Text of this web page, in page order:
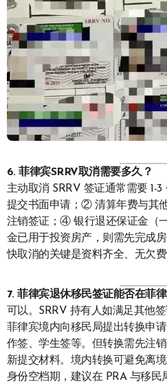
6. 菲律宾SRRV取消需要多久？
主动取消 SRRV 签证通常需要 1-
提交书面申请；② 清算年费与其
注销签证；④ 银行退还保证金（
金已用于投资房产，则需先完成
快取消的关键是资料齐全、无欠费
7. 菲律宾退休移民签证能否在菲
可以。SRRV 持有人如满足其他
菲律宾境内向移民局提出转换申
作签、学生签等。但转换需先注
新提交材料。境内转换可避免离
身份空档期，建议在 PRA 与移民